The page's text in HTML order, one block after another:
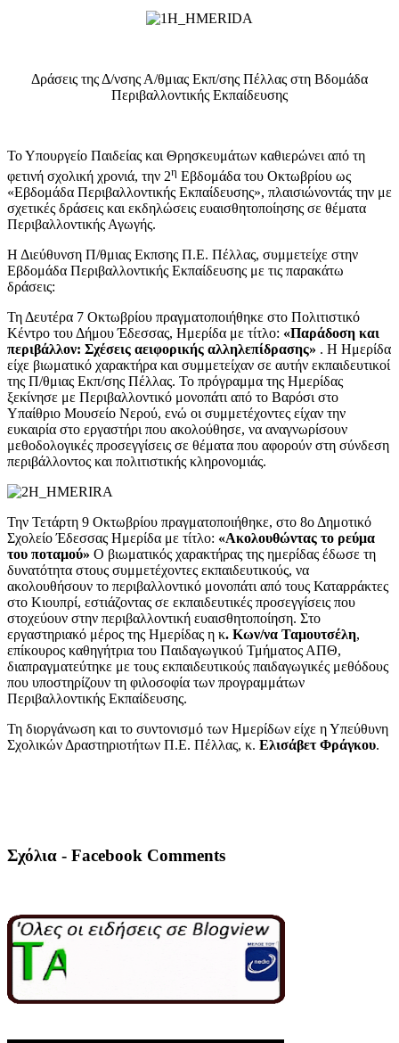
Δράσεις της Δ/νσης Α/θμιας Εκπ/σης Πέλλας στη Βδομάδα
Περιβαλλοντικής Εκπαίδευσης
Το Υπουργείο Παιδείας και Θρησκευμάτων καθιερώνει από τη
φετινή σχολική χρονιά, την 2η Εβδομάδα του Οκτωβρίου ως
«Εβδομάδα Περιβαλλοντικής Εκπαίδευσης», πλαισιώνοντάς την με
σχετικές δράσεις και εκδηλώσεις ευαισθητοποίησης σε θέματα
Περιβαλλοντικής Αγωγής.
Η Διεύθυνση Π/θμιας Εκπσης Π.Ε. Πέλλας, συμμετείχε στην
Εβδομάδα Περιβαλλοντικής Εκπαίδευσης με τις παρακάτω
δράσεις:
Τη Δευτέρα 7 Οκτωβρίου πραγματοποιήθηκε στο Πολιτιστικό
Κέντρο του Δήμου Έδεσσας, Ημερίδα με τίτλο: «Παράδοση και
περιβάλλον: Σχέσεις αειφορικής αλληλεπίδρασης» . Η Ημερίδα
είχε βιωματικό χαρακτήρα και συμμετείχαν σε αυτήν εκπαιδευτικοί
της Π/θμιας Εκπ/σης Πέλλας. Το πρόγραμμα της Ημερίδας
ξεκίνησε με Περιβαλλοντικό μονοπάτι από το Βαρόσι στο
Υπαίθριο Μουσείο Νερού, ενώ οι συμμετέχοντες είχαν την
ευκαιρία στο εργαστήρι που ακολούθησε, να αναγνωρίσουν
μεθοδολογικές προσεγγίσεις σε θέματα που αφορούν στη σύνδεση
περιβάλλοντος και πολιτιστικής κληρονομιάς.
Την Τετάρτη 9 Οκτωβρίου πραγματοποιήθηκε, στο 8ο Δημοτικό
Σχολείο Έδεσσας Ημερίδα με τίτλο: «Ακολουθώντας το ρεύμα
του ποταμού» Ο βιωματικός χαρακτήρας της ημερίδας έδωσε τη
δυνατότητα στους συμμετέχοντες εκπαιδευτικούς, να
ακολουθήσουν το περιβαλλοντικό μονοπάτι από τους Καταρράκτες
στο Κιουπρί, εστιάζοντας σε εκπαιδευτικές προσεγγίσεις που
στοχεύουν στην περιβαλλοντική ευαισθητοποίηση. Στο
εργαστηριακό μέρος της Ημερίδας η κ. Κων/να Ταμουτσέλη,
επίκουρος καθηγήτρια του Παιδαγωγικού Τμήματος ΑΠΘ,
διαπραγματεύτηκε με τους εκπαιδευτικούς παιδαγωγικές μεθόδους
που υποστηρίζουν τη φιλοσοφία των προγραμμάτων
Περιβαλλοντικής Εκπαίδευσης.
Τη διοργάνωση και το συντονισμό των Ημερίδων είχε η Υπεύθυνη
Σχολικών Δραστηριοτήτων Π.Ε. Πέλλας, κ. Ελισάβετ Φράγκου.
Σχόλια - Facebook Comments